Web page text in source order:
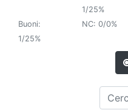
1/25%
Buoni:
1/25%
NC: 0/0%